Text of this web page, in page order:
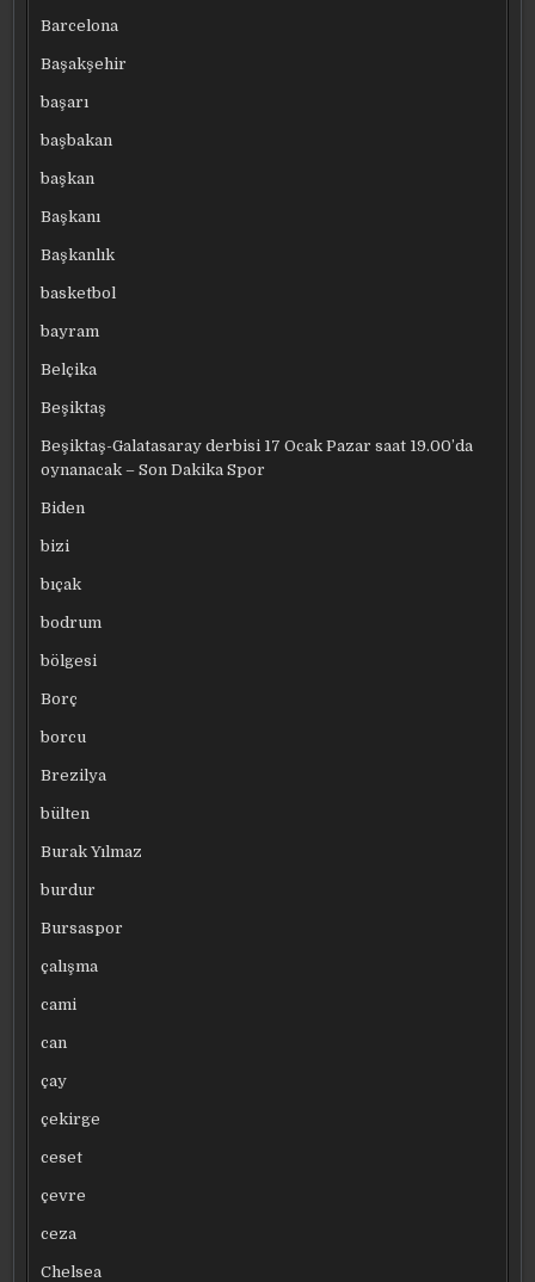
Barcelona
Başakşehir
başarı
başbakan
başkan
Başkanı
Başkanlık
basketbol
bayram
Belçika
Beşiktaş
Beşiktaş-Galatasaray derbisi 17 Ocak Pazar saat 19.00’da
oynanacak – Son Dakika Spor
Biden
bizi
bıçak
bodrum
bölgesi
Borç
borcu
Brezilya
bülten
Burak Yılmaz
burdur
Bursaspor
çalışma
cami
can
çay
çekirge
ceset
çevre
ceza
Chelsea